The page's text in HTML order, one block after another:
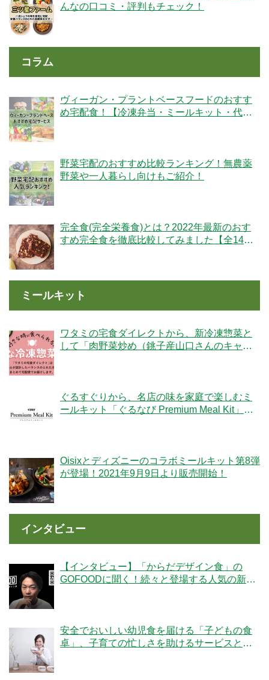
んなの口コミ・評判もチェック！
コラム
ヴィーガン・プラントベースフードのおすす
め宅配食！【冷凍弁当・ミールキット・代替
野菜宅配のおすすめ比較ランキング！無農薬
野菜や一人暮らし向けもご紹介！
完全食(完全栄養食)とは？2022年最新のおす
すめ完全食を徹底比較してみました【全14
ミールキット
ワタミの宅食ダイレクトから、新冷凍惣菜と
して「肉野菜炒め（銚子産山口さんのキャベ
ぐるすぐりから、名店の味を家庭で楽しむミ
ールキット「ぐるなび Premium Meal Kit」シ
Oisixとディズニーのコラボミールキット第8弾
が登場！2021年9月9日より販売開始！
インタビュー
【インタビュー】「からだデザイン食」の
GOFOODに聞く！続々と登場する人気の新メ
安全でおいしい幼児食を届ける「子どもの食
卓」、子育ての忙しさを助けるサービスと